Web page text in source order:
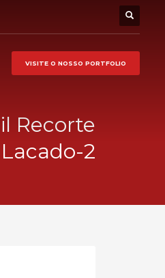
VISITE O NOSSO PORTFOLIO
Recorte
2